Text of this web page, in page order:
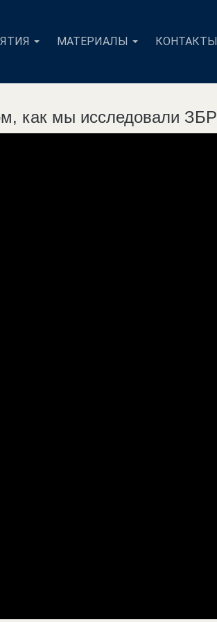
МАТЕРИАЛЫ КОНТАКТЫ
как мы исследовали ЗБР